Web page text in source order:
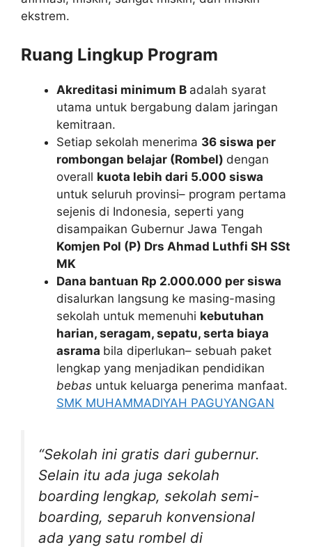
ekstrem.
Ruang Lingkup Program
Akreditasi minimum B adalah syarat
utama untuk bergabung dalam jaringan
kemitraan.
Setiap sekolah menerima 36 siswa per
rombongan belajar (Rombel) dengan
overall kuota lebih dari 5.000 siswa
untuk seluruh provinsi– program pertama
sejenis di Indonesia, seperti yang
disampaikan Gubernur Jawa Tengah
Komjen Pol (P) Drs Ahmad Luthfi SH SSt
MK
Dana bantuan Rp 2.000.000 per siswa
disalurkan langsung ke masing-masing
sekolah untuk memenuhi kebutuhan
harian, seragam, sepatu, serta biaya
asrama bila diperlukan– sebuah paket
lengkap yang menjadikan pendidikan
bebas untuk keluarga penerima manfaat.
SMK MUHAMMADIYAH PAGUYANGAN
“Sekolah ini gratis dari gubernur.
Selain itu ada juga sekolah
boarding lengkap, sekolah semi-
boarding, separuh konvensional
ada yang satu rombel di